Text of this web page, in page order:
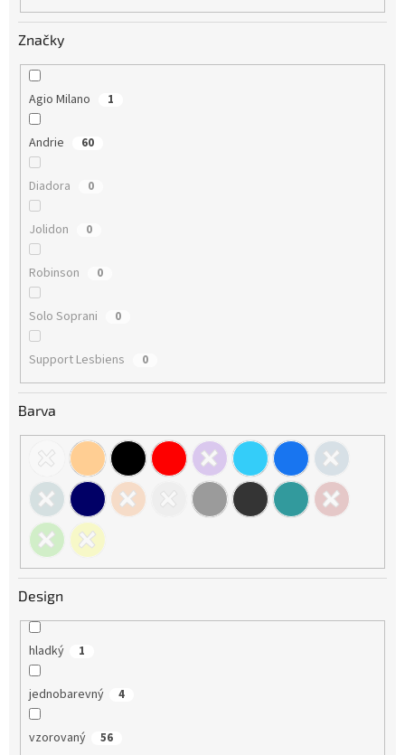
Značky
Agio Milano 1
Andrie 60
Diadora 0
Jolidon 0
Robinson 0
Solo Soprani 0
Support Lesbiens 0
Barva
Design
hladký 1
jednobarevný 4
vzorovaný 56